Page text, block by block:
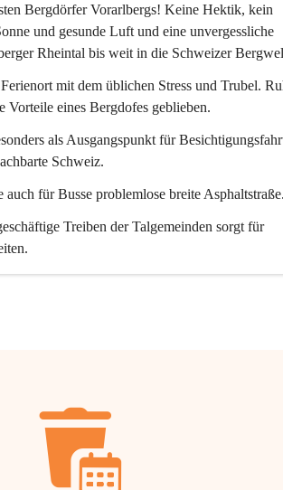
Bergdörfer Vorarlbergs! Keine Hektik, kein
und gesunde Luft und eine unvergessliche
Rheintal bis weit in die Schweizer
mit dem üblichen Stress und Trubel.
Vorteile eines Bergdofes geblieben.
als Ausgangspunkt für
Schweiz.
für Busse problemlose breite
Treiben der Talgemeinden sorgt für